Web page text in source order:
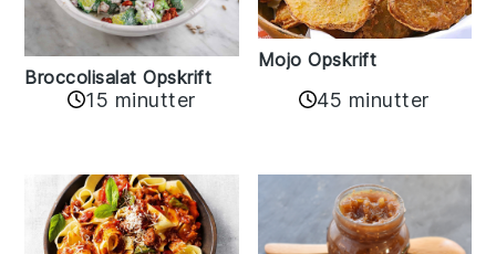
Broccolisalat Opskrift
15 minutter
Mojo Opskrift
45 minutter